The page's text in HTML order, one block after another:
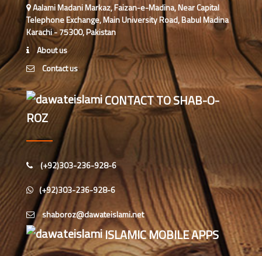
زلزلے کا اصل سبب لوگوں کے گناہ
ہیں، علامہ مولانا الیاس عطار قادری
اس ہفتے کا رسالہ ” اللہ والوں کے 12
واقعات (قسط: 1) “
سید مختار اشرف رضوی صاحب کی اہلیہ
کے انتقال پر امیر اہلسنت کی تعزیت
اس ہفتے کا رسالہ ”اللہ کا خوف“
اس دور میں صالحین کی پہچان کا معیار
اعلیٰ حضر ت امام احمد رضا ہیں، مولانا
الیاس عطار قادری
اس ہفتے کا رسالہ ” زبان کی حفاظت کی
Aalami Madani Markaz, Faizan-e-Madina, Near Capital
Telephone Exchange, Main University Road, Babul Madina
Karachi - 75300, Pakistan
About us
Contact us
CONTACT TO SHAB-O-
ROZ
(+92)303-236-928-6
(+92)303-236-928-6
ISLAMIC MOBILE APPS